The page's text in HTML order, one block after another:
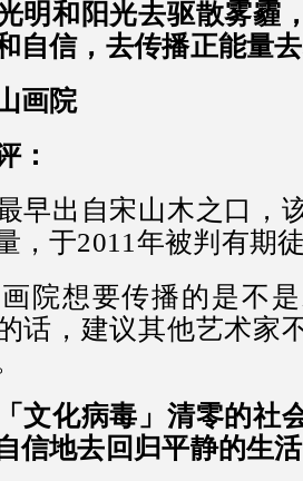
明和阳光去驱散雾霾
自信，去传播正能
画院
：
早出自宋山木之口，
，于2011年被判有期
院想要传播的是不
话，建议其他艺术家
文化病毒」清零的社
信地去回归平静的生